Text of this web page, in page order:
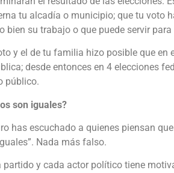
tu alcadía o municipio; que tu voto
bien su trabajo o que puede servir
y el de tu familia hizo posible que en
desde entonces en 4 elecciones
público.
son iguales?
has escuchado a quienes piensan
Nada más falso.
partido y cada actor político tiene